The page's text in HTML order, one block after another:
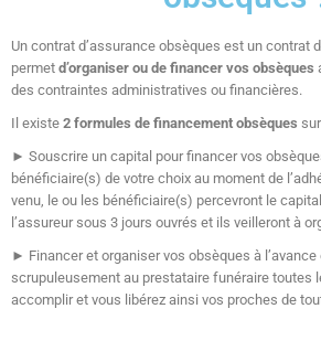
Un contrat d’assurance obsèques est un contrat
permet d’organiser ou de financer vos obsèques
des contraintes administratives ou financières.
Il existe 2 formules de financement obsèques
► Souscrire un capital pour financer vos
bénéficiaire(s) de votre choix au moment de
venu, le ou les bénéficiaire(s) percevront le
l’assureur sous 3 jours ouvrés et ils veilleront à
► Financer et organiser vos obsèques à
scrupuleusement au prestataire funéraire toutes
accomplir et vous libérez ainsi vos proches de